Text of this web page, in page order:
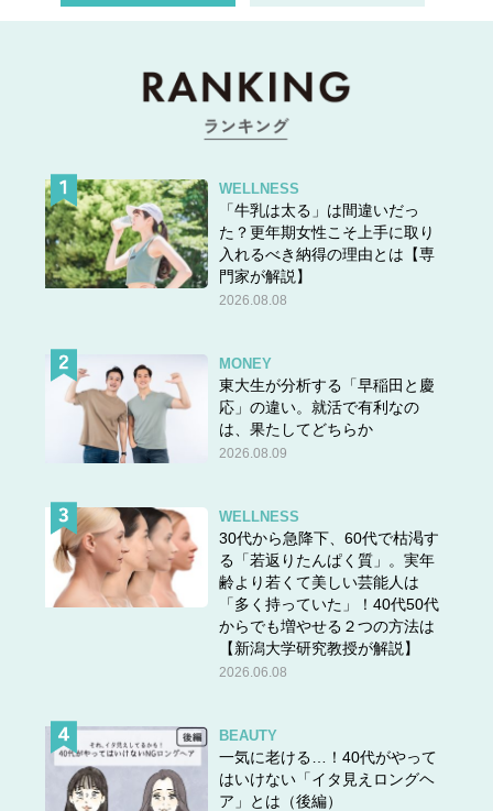
WELLNESS
「牛乳は太る」は間違いだっ
た？更年期女性こそ上手に取り
入れるべき納得の理由とは【専
門家が解説】
2026.08.08
MONEY
東大生が分析する「早稲田と慶
応」の違い。就活で有利なの
は、果たしてどちらか
2026.08.09
WELLNESS
30代から急降下、60代で枯渇す
る「若返りたんぱく質」。実年
齢より若くて美しい芸能人は
「多く持っていた」！40代50代
からでも増やせる２つの方法は
【新潟大学研究教授が解説】
2026.06.08
BEAUTY
一気に老ける…！40代がやって
はいけない「イタ見えロングヘ
ア」とは（後編）